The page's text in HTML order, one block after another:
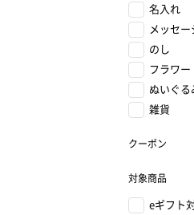
名入れ
メッセ
のし
フラワー
ぬいぐる
雑貨
クーポン
対象商品
eギフト